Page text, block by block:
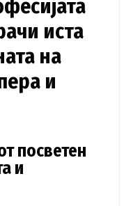
иста
на
и
посветен
и